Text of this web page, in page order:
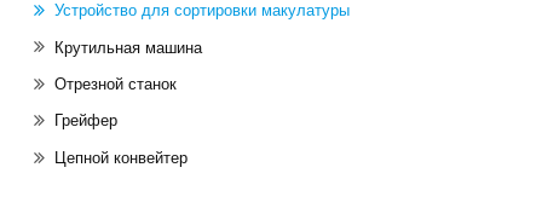
Устройство для сортировки макулатуры
Крутильная машина
Отрезной станок
Грейфер
Цепной конвейтер